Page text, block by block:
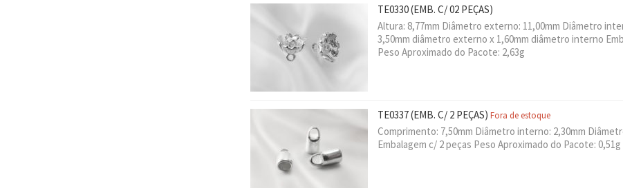
TE0330(EMB. C/ 02 PEÇAS)
Altura: 8,77mm Diâmetro externo: 11,00mm Diâmetro
3,50mm diâmetro externo x 1,60mm diâmetro interno
Peso Aproximado do Pacote: 2,63g
TE0337(EMB. C/ 2 PEÇAS) Fora de estoque
Comprimento: 7,50mm Diâmetro interno: 2,30mm
Embalagem c/ 2 peças Peso Aproximado do Pacote: 0,51g